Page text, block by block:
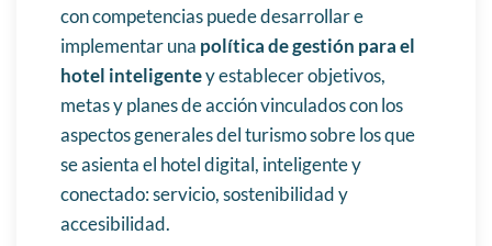
con competencias puede desarrollar e
implementar una política de gestión para el
hotel inteligentey establecer objetivos,
metas y planes de acción vinculados con los
aspectos generales del turismo sobre los que
se asienta el hotel digital, inteligente y
conectado: servicio, sostenibilidad y
accesibilidad.